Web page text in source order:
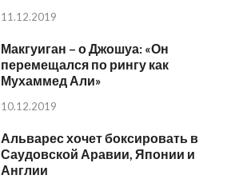
11.12.2019
Макгуиган – о Джошуа: «Он
перемещался по рингу как
Мухаммед Али»
10.12.2019
Альварес хочет боксировать в
Саудовской Аравии, Японии и
Англии